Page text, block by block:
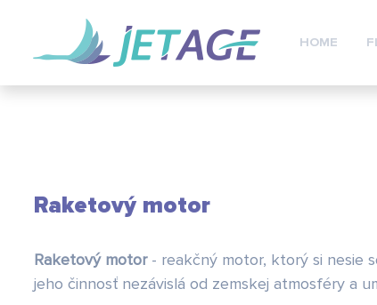
HOME
Raketový motor
Raketový motor- reakčný motor, ktorý si nesie
jeho činnosť nezávislá od zemskej atmosféry a